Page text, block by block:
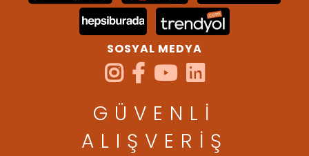
SOSYAL MEDYA
GÜVENLİ
ALIŞVERİŞ